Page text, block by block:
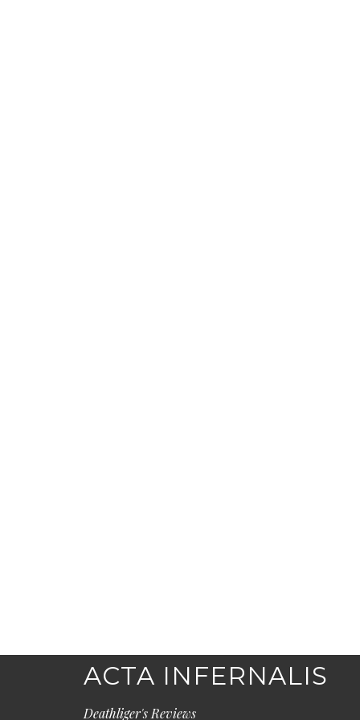
ACTA INFERNALIS
Deathliger's Reviews